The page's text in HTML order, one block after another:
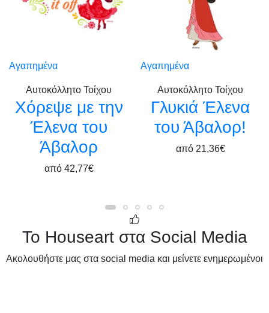
Αγαπημένα
Αυτοκόλλητο Τοίχου
Χόρεψε με την
Έλενα του
Άβαλορ
από 42,77€
Αγαπημένα
Αυτοκόλλητο Τοίχου
Γλυκιά Έλενα
του Άβαλορ!
από 21,36€
Το Houseart στα Social Media
Ακολουθήστε μας στα social media και μείνετε ενημερωμένοι